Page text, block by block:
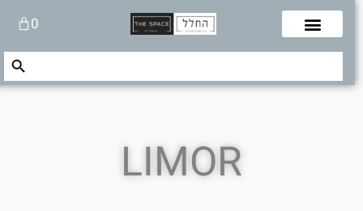
0עגלת
קניות
Search
Search Button
LIMOR